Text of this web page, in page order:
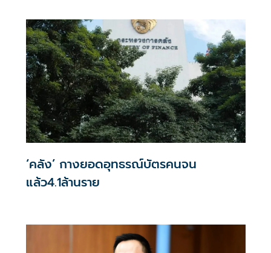
‘คลัง’ กางยอดอุทธรณ์บัตรคนจน
แล้ว4.1ล้านราย